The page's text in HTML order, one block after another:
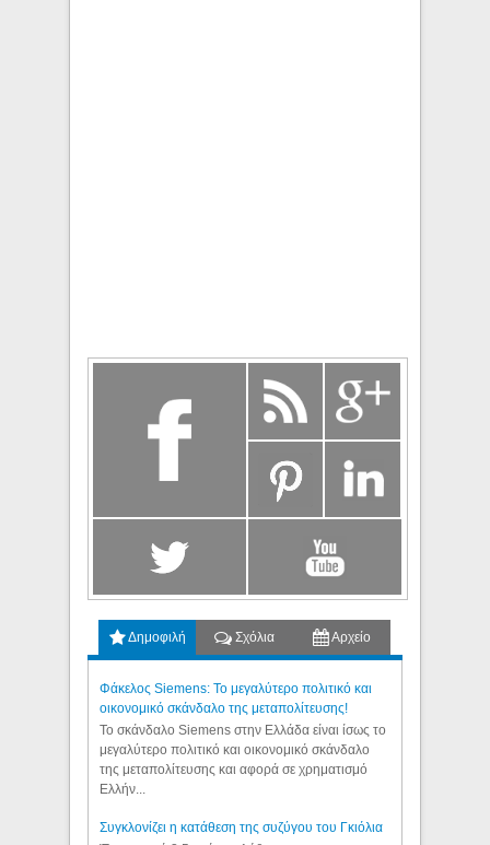
Δημοφιλή Σχόλια Αρχείο
Φάκελος Siemens: Το μεγαλύτερο πολιτικό και
οικονομικό σκάνδαλο της μεταπολίτευσης!
Το σκάνδαλο Siemens στην Ελλάδα είναι ίσως το
μεγαλύτερο πολιτικό και οικονομικό σκάνδαλο
της μεταπολίτευσης και αφορά σε χρηματισμό
Ελλήν...
Συγκλονίζει η κατάθεση της συζύγου του Γκιόλια